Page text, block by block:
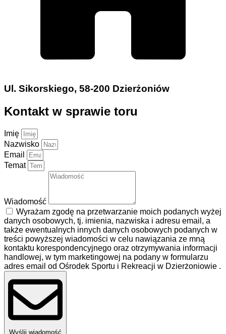
Ul. Sikorskiego, 58-200 Dzierżoniów
Kontakt w sprawie toru
Imię
Nazwisko
Email
Temat
Wiadomość
Wyrażam zgodę na przetwarzanie moich podanych wyżej
danych osobowych, tj. imienia, nazwiska i adresu email, a
także ewentualnych innych danych osobowych podanych w
treści powyższej wiadomości w celu nawiązania ze mną
kontaktu korespondencyjnego oraz otrzymywania informacji
handlowej, w tym marketingowej na podany w formularzu
adres email od Ośrodek Sportu i Rekreacji w Dzierżoniowie .
Wyślij wiadomość